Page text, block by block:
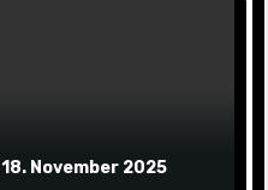
18. November 2025